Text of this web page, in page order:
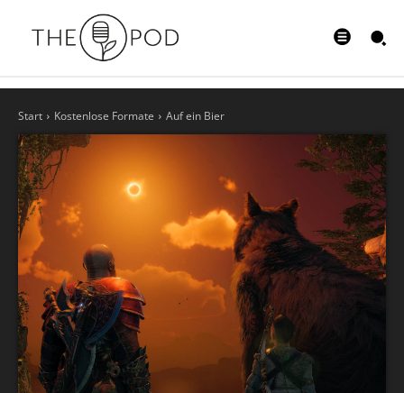
Start Kostenlose Formate Auf ein Bier